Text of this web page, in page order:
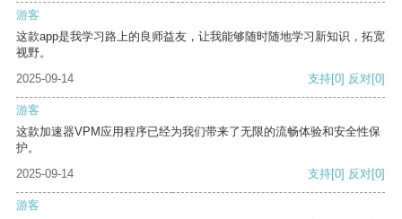
游客
这款app是我学习路上的良师益友，让我能够随时随地学习新知识，拓宽
视野。
2025-09-14
支持[0] 反对[0]
游客
这款加速器VPM应用程序已经为我们带来了无限的流畅体验和安全性保
护。
2025-09-14
支持[0] 反对[0]
游客